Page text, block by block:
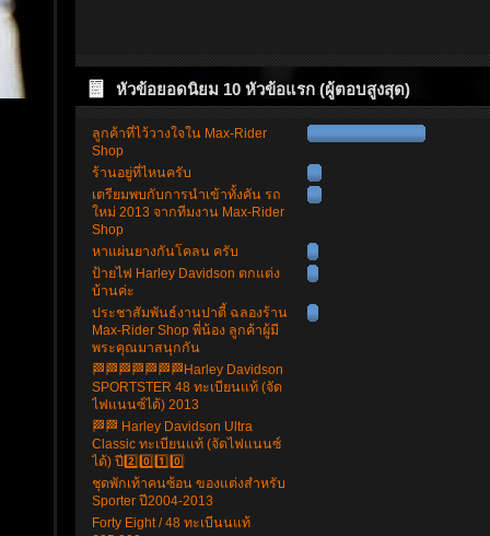
หัวข้อยอดนิยม 10 หัวข้อแรก (ผู้ตอบสูงสุด)
ลูกค้าที่ไว้วางใจใน Max-Rider
Shop
ร้านอยู่ที่ไหนครับ
เตรียมพบกับการนำเข้าทั้งคัน รถ
ใหม่ 2013 จากทีมงาน Max-Rider
Shop
หาแผ่นยางกันโคลน ครับ
ป้ายไฟ Harley Davidson ตกแต่ง
บ้านค่ะ
ประชาสัมพันธ์งานปาตี้ ฉลองร้าน
Max-Rider Shop พี่น้อง ลูกค้าผู้มี
พระคุณมาสนุกกัน
🏁🏁🏁🏁🏁🏁🏁Harley Davidson
SPORTSTER 48 ทะเบียนแท้ (จัด
ไฟแนนซ์ได้) 2013
🏁🏁 Harley Davidson Ultra
Classic ทะเบียนแท้ (จัดไฟแนนซ์
ได้) ปี2️⃣0️⃣1️⃣0️⃣
ชุดพักเท้าคนซ้อน ของแต่งสำหรับ
Sporter ปี2004-2013
Forty Eight / 48 ทะเบีนนแท้